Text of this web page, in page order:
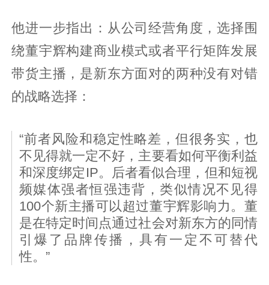
他进一步指出：从公司经营角度，选择围
绕董宇辉构建商业模式或者平行矩阵发展
带货主播，是新东方面对的两种没有对错
的战略选择：
“前者风险和稳定性略差，但很务实，也
不见得就一定不好，主要看如何平衡利益
和深度绑定IP。后者看似合理，但和短视
频媒体强者恒强违背，类似情况不见得
100个新主播可以超过董宇辉影响力。董
是在特定时间点通过社会对新东方的同情
引爆了品牌传播，具有一定不可替代
性。”